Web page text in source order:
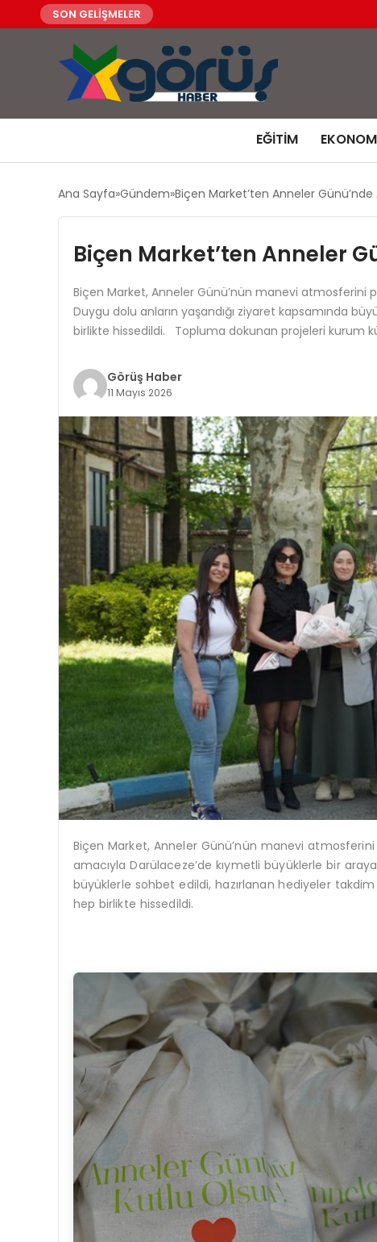
SON GELİŞMELER
EĞITIM
Ana Sayfa Gündem Biçen Market’ten Anneler
Biçen Market’ten Anneler
Biçen Market, Anneler Günü’nün manevi atmosferini
Duygu dolu anların yaşandığı ziyaret kapsamında
birlikte hissedildi. Topluma dokunan projeleri kurum
Görüş Haber
11 Mayıs 2026
Biçen Market, Anneler Günü’nün manevi
amacıyla Darülaceze’de kıymetli büyüklerle bir
büyüklerle sohbet edildi,hazırlanan hediyeler
hep birlikte hissedildi.